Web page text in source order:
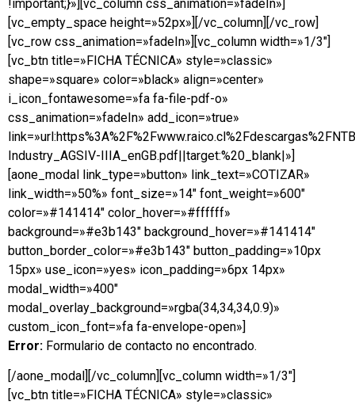
!important;}»][vc_column css_animation=»fadeIn»]
[vc_empty_space height=»52px»][/vc_column][/vc_row]
[vc_row css_animation=»fadeIn»][vc_column width=»1/3″]
[vc_btn title=»FICHA TÉCNICA» style=»classic»
shape=»square» color=»black» align=»center»
i_icon_fontawesome=»fa fa-file-pdf-o»
css_animation=»fadeIn» add_icon=»true»
Industry_AGSIV-IIIA_enGB.pdf||target:%20_blank|»]
[aone_modal link_type=»button» link_text=»COTIZAR»
link_width=»50%» font_size=»14″ font_weight=»600″
color=»#141414″ color_hover=»#ffffff»
background=»#e3b143″ background_hover=»#141414″
button_border_color=»#e3b143″ button_padding=»10px
15px» use_icon=»yes» icon_padding=»6px 14px»
modal_width=»400″
modal_overlay_background=»rgba(34,34,34,0.9)»
custom_icon_font=»fa fa-envelope-open»]
Error: Formulario de contacto no encontrado.
[/aone_modal][/vc_column][vc_column width=»1/3″]
[vc_btn title=»FICHA TÉCNICA» style=»classic»